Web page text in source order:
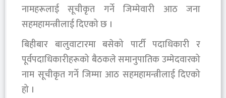
नामहरूलाई सूचीकृत गर्ने जिम्मेवारी आठ जना
सहमहामन्त्रीलाई दिएको छ ।
बिहीबार बालुवाटारमा बसेको पार्टी पदाधिकारी र
पूर्वपदाधिकारीहरूको बैठकले समानुपातिक उम्मेदवारको
नाम सूचीकृत गर्ने जिम्मा आठ सहमहामन्त्रीलाई दिएको
हो ।